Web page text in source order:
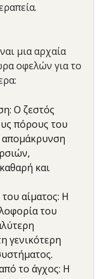
μια αρχαία
οφελών για το
Ο ζεστός
πόρους του
και
αίματος: Η
του
γενικότερη
το άγχος: Η